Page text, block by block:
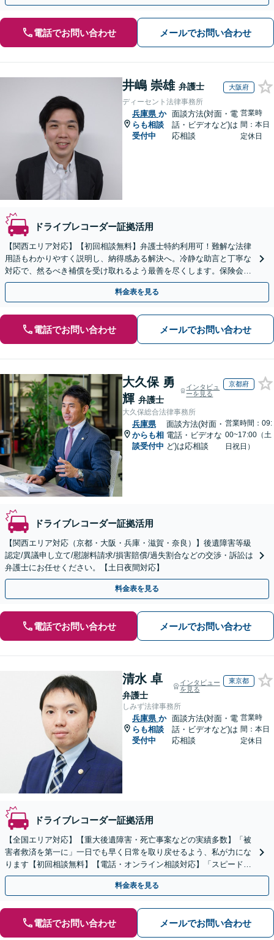
電話でお問い合わせ メールでお問い合わせ
井嶋 崇雄 弁護士 大阪府
ディーセント法律事務所
兵庫県 か
らも相談
受付中
面談方法(対面・電
話・ビデオなど)は
応相談
営業時
間：本日
定休日
ドライブレコーダー証拠活用
【関西エリア対応】【初回相談無料】弁護士特約利用可！難解な法律
用語もわかりやすく説明し、納得感ある解決へ。冷静な助言と丁寧な
対応で、然るべき補償を受け取れるよう最善を尽くします。保険会社
との交渉から裁判までお任せください【休日・夜間面談可】
料金表を見る
電話でお問い合わせ メールでお問い合わせ
大久保 勇
輝 弁護士
インタビュ
ーを見る
京都府
大久保総合法律事務所
兵庫県
からも相
談受付中
面談方法(対面・
電話・ビデオな
ど)は応相談
営業時間：09:
00~17:00（土
日祝日）
ドライブレコーダー証拠活用
【関西エリア対応（京都・大阪・兵庫・滋賀・奈良）】後遺障害等級
認定/異議申し立て/慰謝料請求/損害賠償/過失割合などの交渉・訴訟は
弁護士にお任せください。【土日夜間対応】
料金表を見る
電話でお問い合わせ メールでお問い合わせ
清水 卓
弁護士
インタビュー
を見る
東京都
しみず法律事務所
兵庫県 か
らも相談
受付中
面談方法(対面・電
話・ビデオなど)は
応相談
営業時
間：本日
定休日
ドライブレコーダー証拠活用
【全国エリア対応】【重大後遺障害・死亡事案などの実績多数】「被
害者救済を第一に」一日でも早く日常を取り戻せるよう、私が力にな
ります【初回相談無料】【電話・オンライン相談対応】「スピード対
応・納得できる解決を」「刑事裁判のニーズにも対応」
料金表を見る
電話でお問い合わせ メールでお問い合わせ